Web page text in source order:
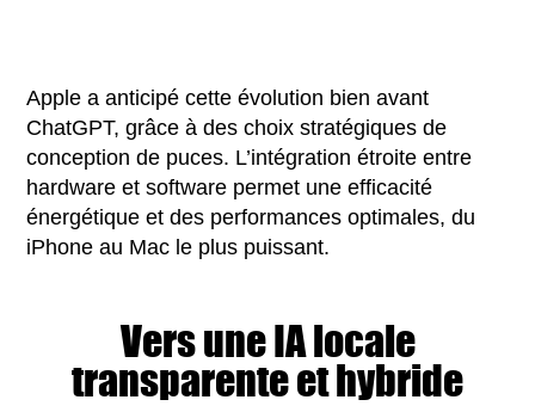
Apple a anticipé cette évolution bien avant
ChatGPT, grâce à des choix stratégiques de
conception de puces. L’intégration étroite entre
hardware et software permet une efficacité
énergétique et des performances optimales, du
iPhone au Mac le plus puissant.
Vers une IA locale
transparente et hybride